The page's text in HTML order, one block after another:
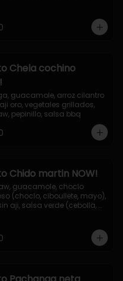
Chela cochino
guacamole, arroz cilantro
oro, vegetales grillados,
pepinillo, salsa bbq
Chido martin NOW!
guacamole, choclo
(choclo, ciboullete, mayo),
aji, salsa verde (cebolla,